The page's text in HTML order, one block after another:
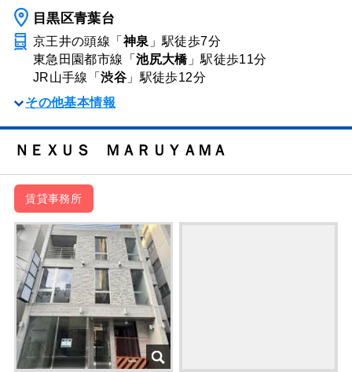
目黒区青葉台
京王井の頭線「 神泉 」駅徒歩7分
東急田園都市線「池尻大橋」駅徒歩11分
JR山手線「渋谷 」駅徒歩12分
その他基本情報
ＮＥＸＵＳ ＭＡＲＵＹＡＭＡ
賃貸事務所